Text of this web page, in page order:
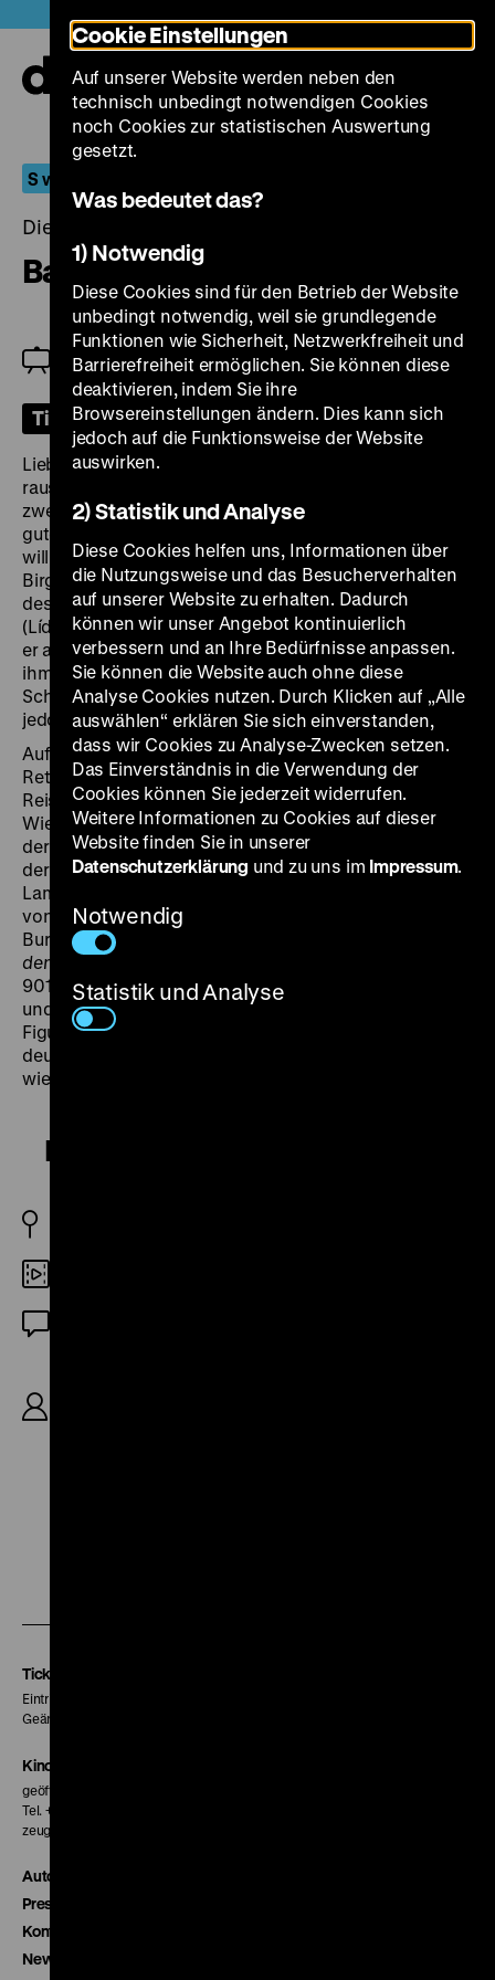
zum
Seiteninhalt
springen
S wie Sonderprogramm
Dienstag, 01. April 2025, 19.00 Uhr
Barcarole
Einführung und Buchvorstellung: Anett Werner-
Burgmann
Tickets
Liebesnacht, Du schöne Nacht: Während eines
rauschenden Festes in Venedig im Jahr 1911 wetten
zwei Herren um die Tugendhaftigkeit einer Dame. Der
gutgelaunte Gigolo Eugen Colloredo (Gustav Fröhlich)
will dem reichen Mexikaner Alfredo Zubaran (Willy
Birgel) beweisen, dass er nur eine Nacht benötigt, um
dessen als besonders keusch geltende Gattin Giacinta
(Lída Baarová) zu verführen. Gelingt es ihm und kann
er als Beweis Giacintas Medaillon vorzeigen, stünde
ihm im Duell gegen Zubaran, einem exzellenten
Schützen, der erste Schuss zu. Colloredo rechnet
jedoch nicht damit, sich in Giacinta zu verlieben.
Auf den Spuren E.T.A. Hoffmanns im Film lud die
RetrospektiveHoffmannesk im Frühjahr 2022 zu einer
Reise durch seine fantastischen Welten ein. Nun ist im
Wiener Verlag SYNEMA ein Sammelband erschienen,
der sich nicht nur Jacques Offenbachs
der OperHoffmanns Erzählungenund Gerhard
Lamprechts filmischer Anverwandlung widmet. Das
von der Kunst- und Filmhistorikerin Anett Werner-
Burgmann herausgegebene Buch
den Spuren E.T.A. Hoffmanns im Film
901644-96-2) durchstreift 100 Jahre Kinogeschichte
und führt die ungeheure Vielfalt vor Augen, mit der sich
Figuren und Motive aus der literarischen Welt des
deutschen „Schauerromantikers“ im Film
wiederfinden. (awb)
Barcarole
Tickets
Eintritt 5 €
Geänderte Preise sind im Programm vermerkt.
Kinokasse
geöffnet 30 Minuten vor Beginn der ersten Vorstellung
Tel. + 49 30 20304-770
zeughauskino@dhm.de
Autor*innen
Presse
Kontakt
Newsletter
Cookie Einstellungen
Auf unserer Website werden neben den
technisch unbedingt notwendigen Cookies
noch Cookies zur statistischen Auswertung
gesetzt.
Was bedeutet das?
1) Notwendig
Diese Cookies sind für den Betrieb der Website
unbedingt notwendig, weil sie grundlegende
Funktionen wie Sicherheit, Netzwerkfreiheit und
Barrierefreiheit ermöglichen. Sie können diese
deaktivieren, indem Sie ihre
Browsereinstellungen ändern. Dies kann sich
jedoch auf die Funktionsweise der Website
auswirken.
2) Statistik und Analyse
Diese Cookies helfen uns, Informationen über
die Nutzungsweise und das Besucherverhalten
auf unserer Website zu erhalten. Dadurch
können wir unser Angebot kontinuierlich
verbessern und an Ihre Bedürfnisse anpassen.
Sie können die Website auch ohne diese
Analyse Cookies nutzen. Durch Klicken auf „Alle
auswählen“ erklären Sie sich einverstanden,
dass wir Cookies zu Analyse-Zwecken setzen.
Das Einverständnis in die Verwendung der
Cookies können Sie jederzeit widerrufen.
Weitere Informationen zu Cookies auf dieser
Website finden Sie in unserer
Datenschutzerklärung und zu uns im Impressum.
Notwendig
Statistik und Analyse